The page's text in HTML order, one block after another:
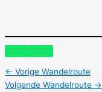
← Vorige Wandelroute
Volgende Wandelroute →